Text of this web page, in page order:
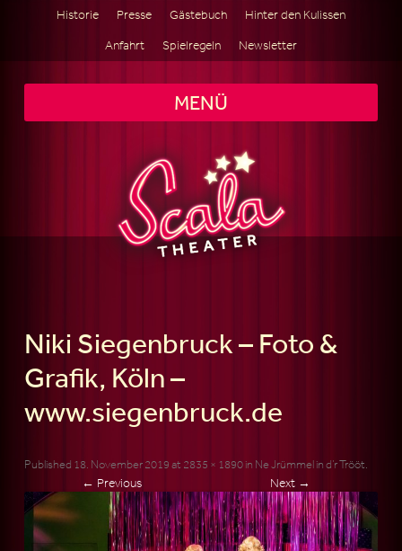
Historie Presse Gästebuch
Hinter den Kulissen
Anfahrt
Spielregeln Newsletter
MENÜ
Niki Siegenbruck – Foto &
Grafik, Köln –
www.siegenbruck.de
Published 18. November 2019at 2835 × 1890in Ne Jrümmel in d’r Trööt.
← Previous
Next →